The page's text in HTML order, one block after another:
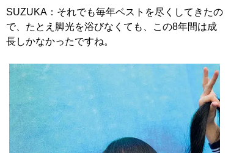
SUZUKA：それでも毎年ベストを尽くしてきたの
で、たとえ脚光を浴びなくても、この8年間は成
長しかなかったですね。